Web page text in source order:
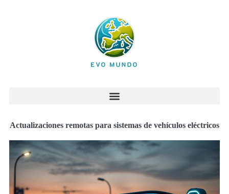
Actualizaciones remotas para sistemas de vehículos eléctricos